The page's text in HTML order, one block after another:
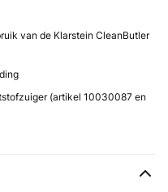
van de Klarstein CleanButler
(artikel 10030087 en